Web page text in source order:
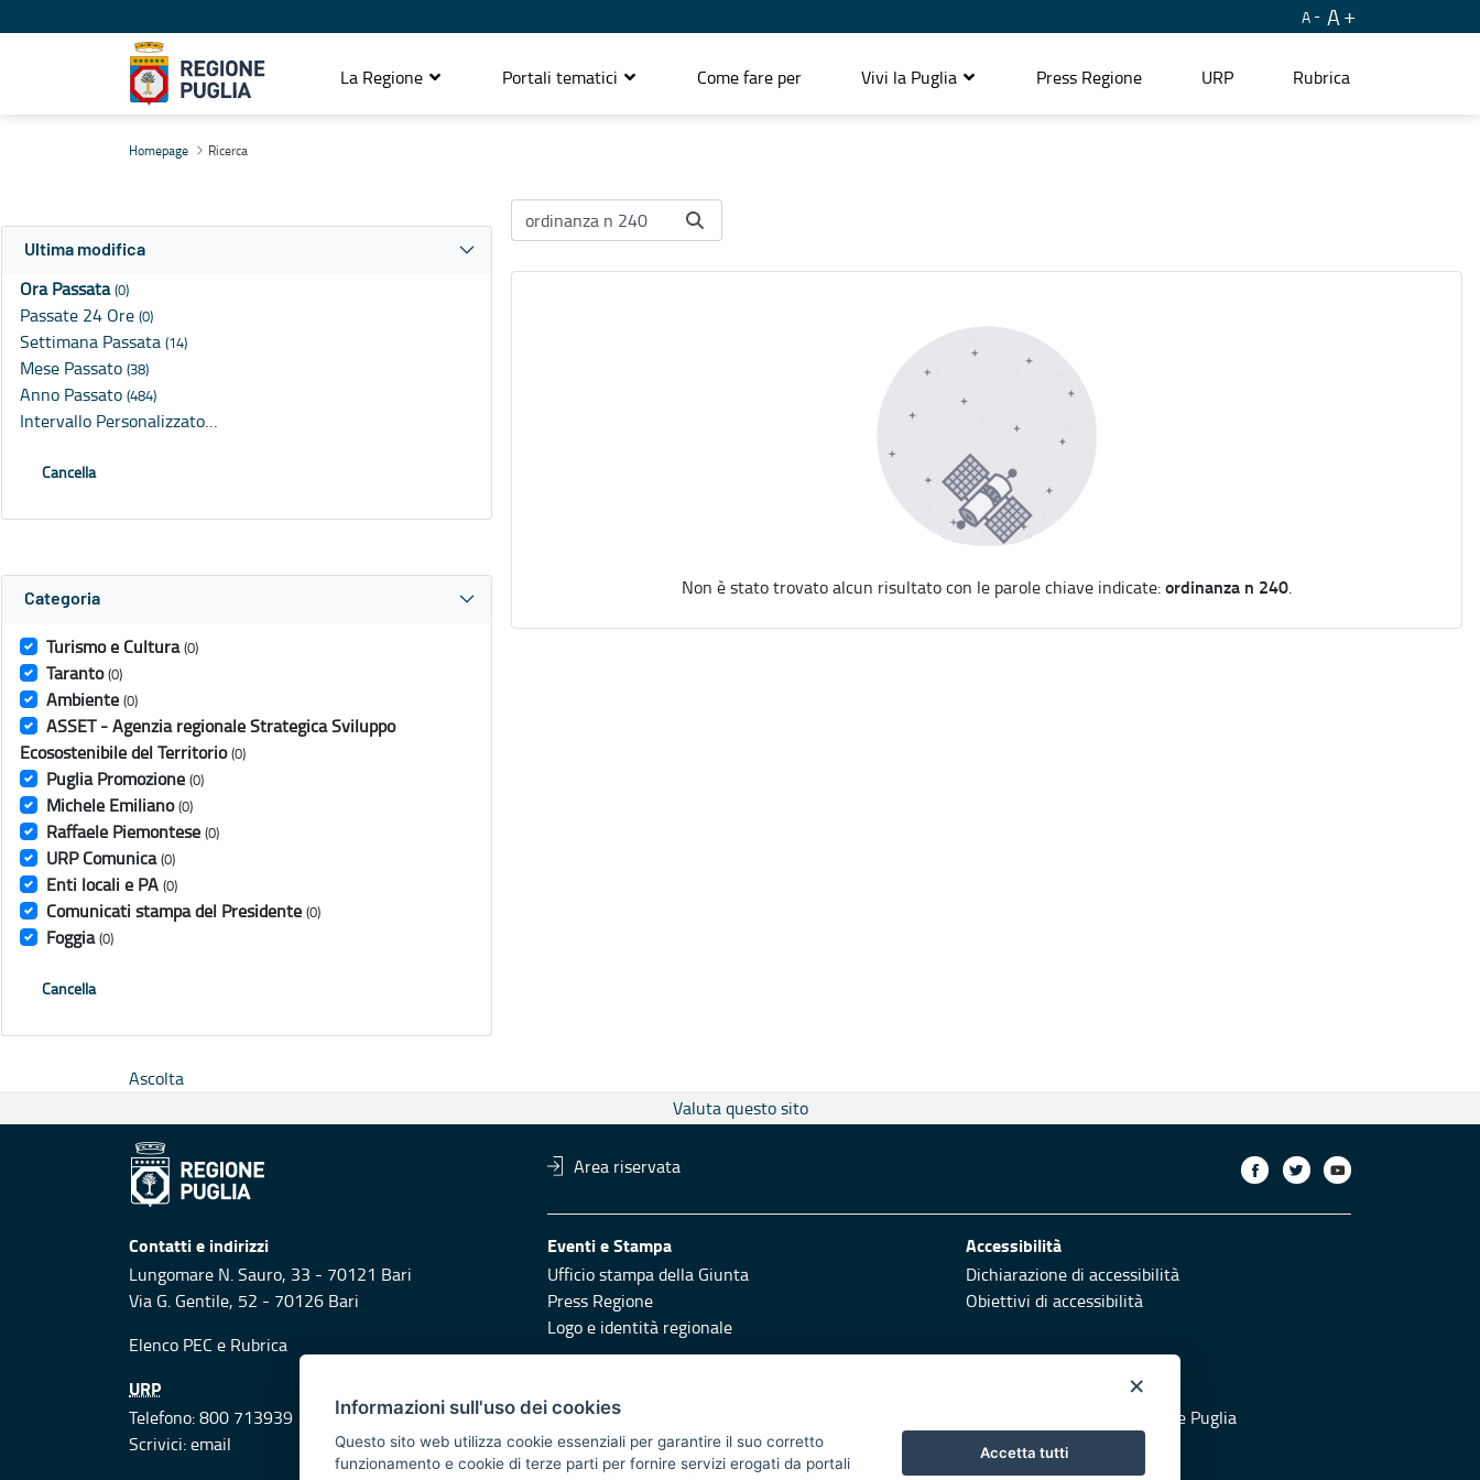
A A
La Regione Portali tematici Come fare per Vivi la Puglia Press Regione URP Rubrica
Homepage Ricerca
Ultima modifica
Ora Passata(0)
Passate 24 Ore (0)
Settimana Passata (14)
Mese Passato (38)
Anno Passato (484)
Intervallo Personalizzato…
Cancella
Categoria
Turismo e Cultura (0)
Taranto (0)
Ambiente (0)
ASSET - Agenzia regionale Strategica Sviluppo
Ecosostenibile del Territorio (0)
Puglia Promozione (0)
Michele Emiliano (0)
Raffaele Piemontese (0)
URP Comunica (0)
Enti locali e PA (0)
Comunicati stampa del Presidente (0)
Foggia (0)
Cancella
Non è stato trovato alcun risultato con le parole chiave indicate:ordinanza n 240.
Ascolta
Valuta questo sito
Area riservata
Contatti e indirizzi
Lungomare N. Sauro, 33 - 70121 Bari
Via G. Gentile, 52 - 70126 Bari
Elenco PEC e Rubrica
Eventi e Stampa
Ufficio stampa della Giunta
Press Regione
Logo e identità regionale
Accessibilità
Dichiarazione di accessibilità
Obiettivi di accessibilità
URP
Telefono: 800 713939
Scrivici:email
Responsabili di pubblicazione Vai al sito di Protezione Civile Puglia
×
Informazioni sull'uso dei cookies
Questo sito web utilizza cookie essenziali per garantire il suo corretto
funzionamento e cookie di terze parti per fornire servizi erogati da portali
Accetta tutti